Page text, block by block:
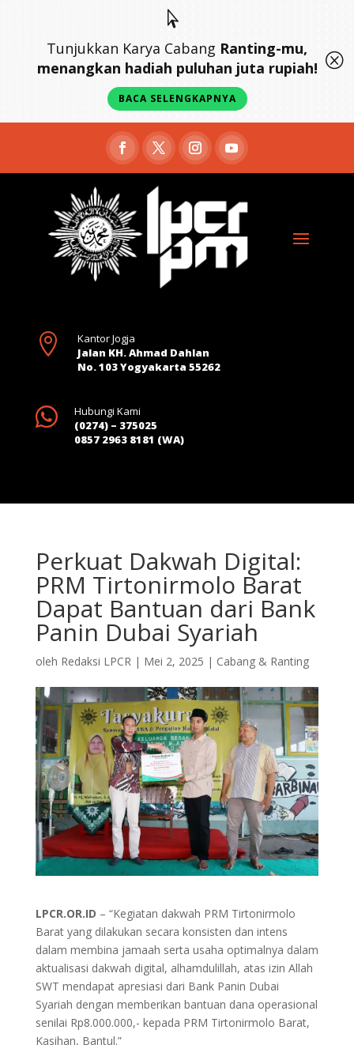

Tunjukkan Karya Cabang Ranting-mu,
menangkan hadiah puluhan juta rupiah!
BACA SELENGKAPNYA
Q

Kantor Jogja
Jalan KH. Ahmad Dahlan
No. 103 Yogyakarta 55262

Hubungi Kami
(0274) – 375025
0857 2963 8181 (WA)
Perkuat Dakwah Digital:
PRM Tirtonirmolo Barat
Dapat Bantuan dari Bank
Panin Dubai Syariah
oleh Redaksi LPCR| Mei 2, 2025 | Cabang & Ranting
LPCR.OR.ID – “Kegiatan dakwah PRM Tirtonirmolo
Barat yang dilakukan secara konsisten dan intens
dalam membina jamaah serta usaha optimalnya dalam
aktualisasi dakwah digital, alhamdulillah, atas izin Allah
SWT mendapat apresiasi dari Bank Panin Dubai
Syariah dengan memberikan bantuan dana operasional
senilai Rp8.000.000,- kepada PRM Tirtonirmolo Barat,
Kasihan, Bantul.”